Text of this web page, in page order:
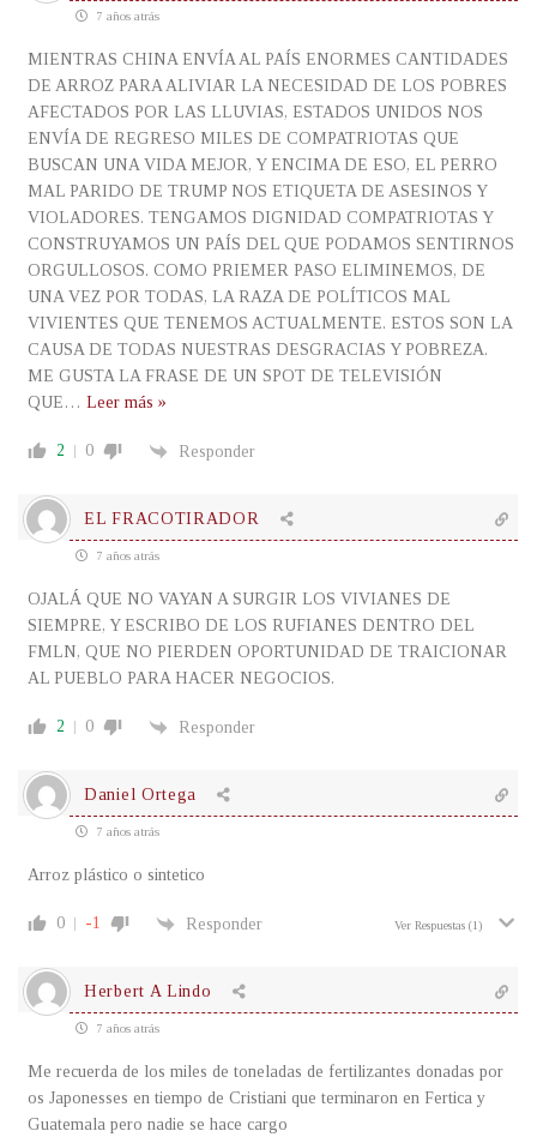
7 años atrás
MIENTRAS CHINA ENVÍA AL PAÍS ENORMES CANTIDADES
DE ARROZ PARA ALIVIAR LA NECESIDAD DE LOS POBRES
AFECTADOS POR LAS LLUVIAS, ESTADOS UNIDOS NOS
ENVÍA DE REGRESO MILES DE COMPATRIOTAS QUE
BUSCAN UNA VIDA MEJOR, Y ENCIMA DE ESO, EL PERRO
MAL PARIDO DE TRUMP NOS ETIQUETA DE ASESINOS Y
VIOLADORES. TENGAMOS DIGNIDAD COMPATRIOTAS Y
CONSTRUYAMOS UN PAÍS DEL QUE PODAMOS SENTIRNOS
ORGULLOSOS. COMO PRIEMER PASO ELIMINEMOS, DE
UNA VEZ POR TODAS, LA RAZA DE POLÍTICOS MAL
VIVIENTES QUE TENEMOS ACTUALMENTE. ESTOS SON LA
CAUSA DE TODAS NUESTRAS DESGRACIAS Y POBREZA.
ME GUSTA LA FRASE DE UN SPOT DE TELEVISIÓN
QUE … Leer más »
2 0 Responder
EL FRACOTIRADOR
7 años atrás
OJALÁ QUE NO VAYAN A SURGIR LOS VIVIANES DE
SIEMPRE, Y ESCRIBO DE LOS RUFIANES DENTRO DEL
FMLN, QUE NO PIERDEN OPORTUNIDAD DE TRAICIONAR
AL PUEBLO PARA HACER NEGOCIOS.
2 0 Responder
Daniel Ortega
7 años atrás
Arroz plástico o sintetico
0 -1 Responder Ver Respuestas (1)
Herbert A Lindo
7 años atrás
Me recuerda de los miles de toneladas de fertilizantes donadas por
os Japonesses en tiempo de Cristiani que terminaron en Fertica y
Guatemala pero nadie se hace cargo